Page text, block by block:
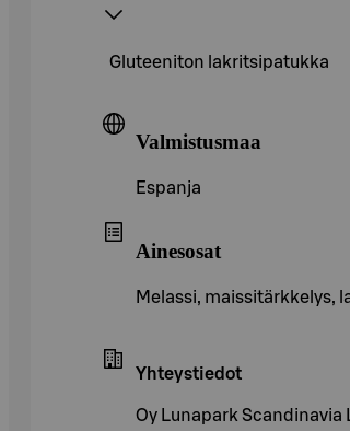
Gluteeniton lakritsipatukka
Valmistusmaa
Espanja
Ainesosat
Melassi, maissitärkkelys,
Yhteystiedot
Oy Lunapark Scandinavia